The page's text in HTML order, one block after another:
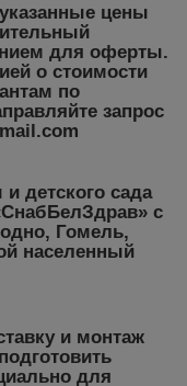
цены
для оферты.
о стоимости
по
запрос
детского сада
с
Гомель,
населенный
и монтаж
для